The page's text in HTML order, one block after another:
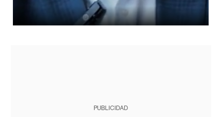
PUBLICIDAD